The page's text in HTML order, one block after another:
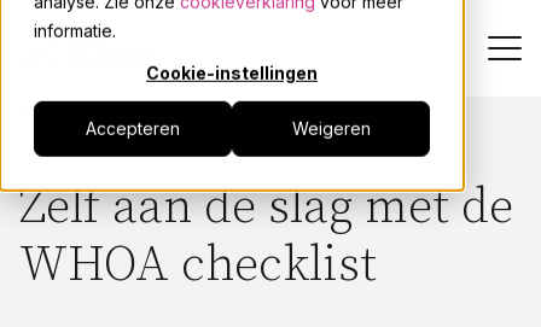
informatie.
Cookie-instellingen
Accepteren Weigeren
Zelf aan de slag met de
WHOA checklist